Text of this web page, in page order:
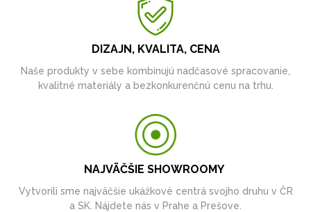
DIZAJN, KVALITA, CENA
Naše produkty v sebe kombinujú nadčasové spracovanie,
kvalitné materiály a bezkonkurenčnú cenu na trhu.
NAJVÄČŠIE SHOWROOMY
Vytvorili sme najväčšie ukážkové centrá svojho druhu v ČR
a SK. Nájdete nás v Prahe a Prešove.